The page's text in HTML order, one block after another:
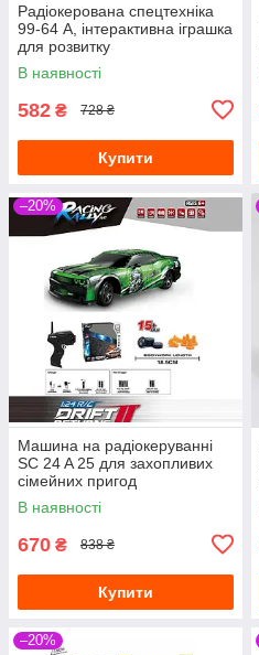
Радіокерована спецтехніка
99-64 A, інтерактивна іграшка
для розвитку
В наявності
582 ₴ 728 ₴
Купити
–20%
Машина на радіокеруванні
SC 24 A 25 для захопливих
сімейних пригод
В наявності
670 ₴ 838 ₴
Купити
–20%